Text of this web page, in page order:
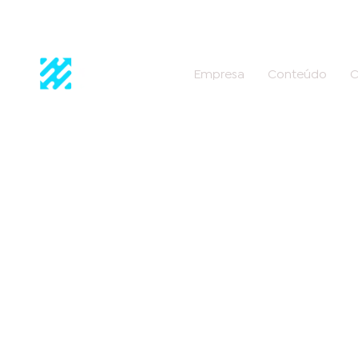
Empresa Conteúdo